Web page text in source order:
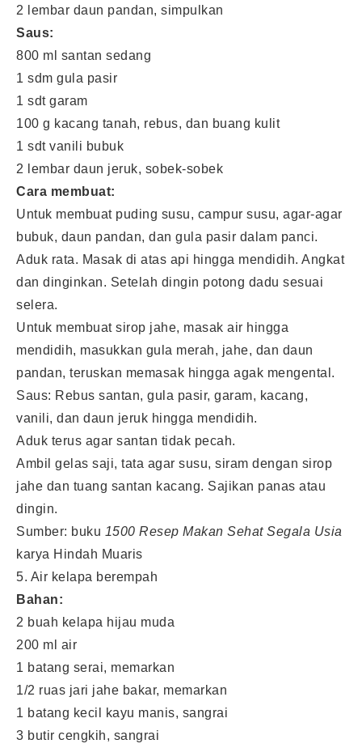
2 lembar daun pandan, simpulkan
Saus:
800 ml santan sedang
1 sdm gula pasir
1 sdt garam
100 g kacang tanah, rebus, dan buang kulit
1 sdt vanili bubuk
2 lembar daun jeruk, sobek-sobek
Cara membuat:
Untuk membuat puding susu, campur susu, agar-agar
bubuk, daun pandan, dan gula pasir dalam panci.
Aduk rata. Masak di atas api hingga mendidih. Angkat
dan dinginkan. Setelah dingin potong dadu sesuai
selera.
Untuk membuat sirop jahe, masak air hingga
mendidih, masukkan gula merah, jahe, dan daun
pandan, teruskan memasak hingga agak mengental.
Saus: Rebus santan, gula pasir, garam, kacang,
vanili, dan daun jeruk hingga mendidih.
Aduk terus agar santan tidak pecah.
Ambil gelas saji, tata agar susu, siram dengan sirop
jahe dan tuang santan kacang. Sajikan panas atau
dingin.
Sumber: buku 1500 Resep Makan Sehat Segala Usia
karya Hindah Muaris
5. Air kelapa berempah
Bahan:
2 buah kelapa hijau muda
200 ml air
1 batang serai, memarkan
1/2 ruas jari jahe bakar, memarkan
1 batang kecil kayu manis, sangrai
3 butir cengkih, sangrai